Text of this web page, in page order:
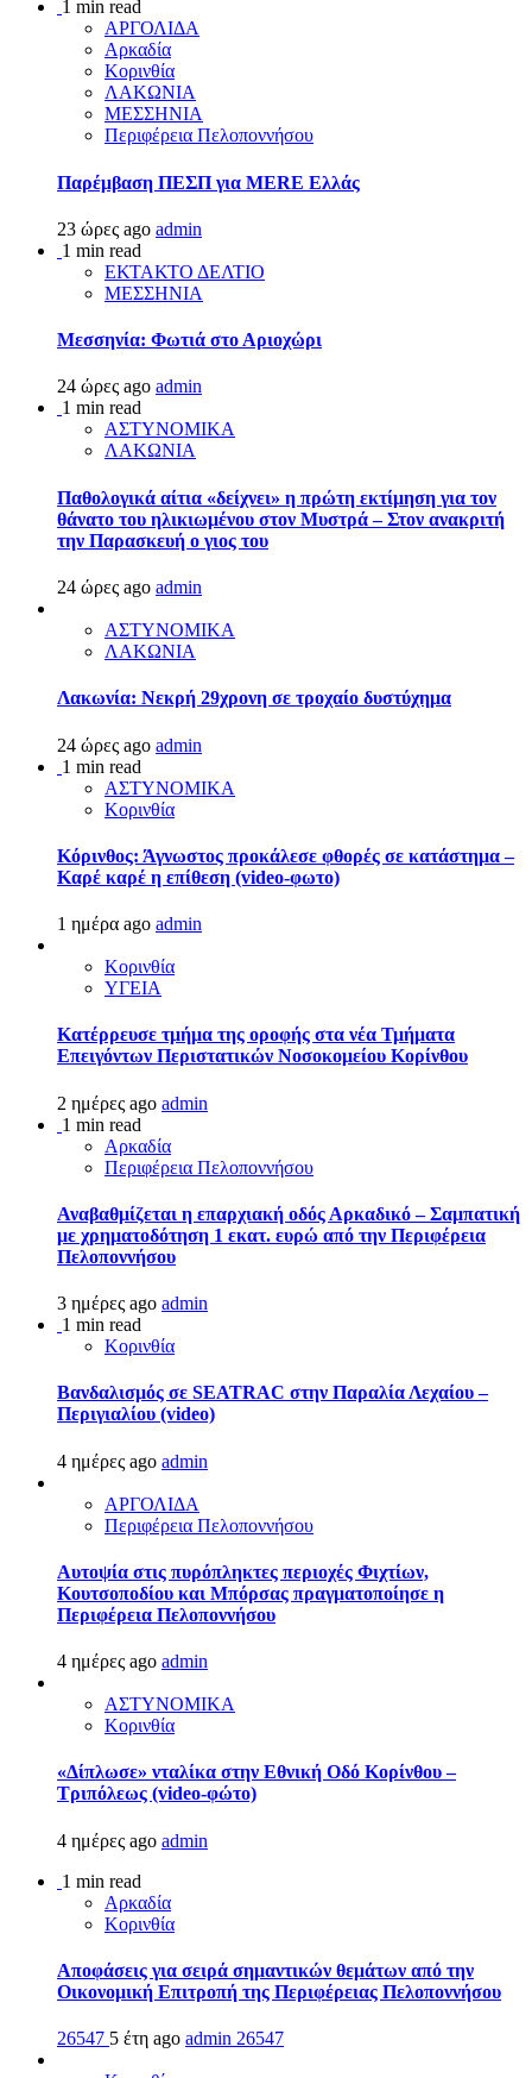
1 min read
ΑΡΓΟΛΙΔΑ
Αρκαδία
Κορινθία
ΛΑΚΩΝΙΑ
ΜΕΣΣΗΝΙΑ
Περιφέρεια Πελοποννήσου
Παρέμβαση ΠΕΣΠ για MERE Ελλάς
23 ώρες ago admin
1 min read
ΕΚΤΑΚΤΟ ΔΕΛΤΙΟ
ΜΕΣΣΗΝΙΑ
Μεσσηνία: Φωτιά στο Αριοχώρι
24 ώρες ago admin
1 min read
ΑΣΤΥΝΟΜΙΚΑ
ΛΑΚΩΝΙΑ
Παθολογικά αίτια «δείχνει» η πρώτη εκτίμηση για τον
θάνατο του ηλικιωμένου στον Μυστρά – Στον ανακριτή
την Παρασκευή ο γιος του
24 ώρες ago admin
ΑΣΤΥΝΟΜΙΚΑ
ΛΑΚΩΝΙΑ
Λακωνία: Νεκρή 29χρονη σε τροχαίο δυστύχημα
24 ώρες ago admin
1 min read
ΑΣΤΥΝΟΜΙΚΑ
Κορινθία
Κόρινθος: Άγνωστος προκάλεσε φθορές σε κατάστημα –
Καρέ καρέ η επίθεση (video-φωτο)
1 ημέρα ago admin
Κορινθία
ΥΓΕΙΑ
Kατέρρευσε τμήμα της οροφής στα νέα Τμήματα
Επειγόντων Περιστατικών Νοσοκομείου Κορίνθου
2 ημέρες ago admin
1 min read
Αρκαδία
Περιφέρεια Πελοποννήσου
Αναβαθμίζεται η επαρχιακή οδός Αρκαδικό – Σαμπατική
με χρηματοδότηση 1 εκατ. ευρώ από την Περιφέρεια
Πελοποννήσου
3 ημέρες ago admin
1 min read
Κορινθία
Βανδαλισμός σε SEATRAC στην Παραλία Λεχαίου –
Περιγιαλίου (video)
4 ημέρες ago admin
ΑΡΓΟΛΙΔΑ
Περιφέρεια Πελοποννήσου
Αυτοψία στις πυρόπληκτες περιοχές Φιχτίων,
Κουτσοποδίου και Μπόρσας πραγματοποίησε η
Περιφέρεια Πελοποννήσου
4 ημέρες ago admin
ΑΣΤΥΝΟΜΙΚΑ
Κορινθία
«Δίπλωσε» νταλίκα στην Εθνική Oδό Κορίνθου –
Τριπόλεως (video-φώτο)
4 ημέρες ago admin
1 min read
Αρκαδία
Κορινθία
Αποφάσεις για σειρά σημαντικών θεμάτων από την
Οικονομική Επιτροπή της Περιφέρειας Πελοποννήσου
26547 5 έτη ago admin 26547